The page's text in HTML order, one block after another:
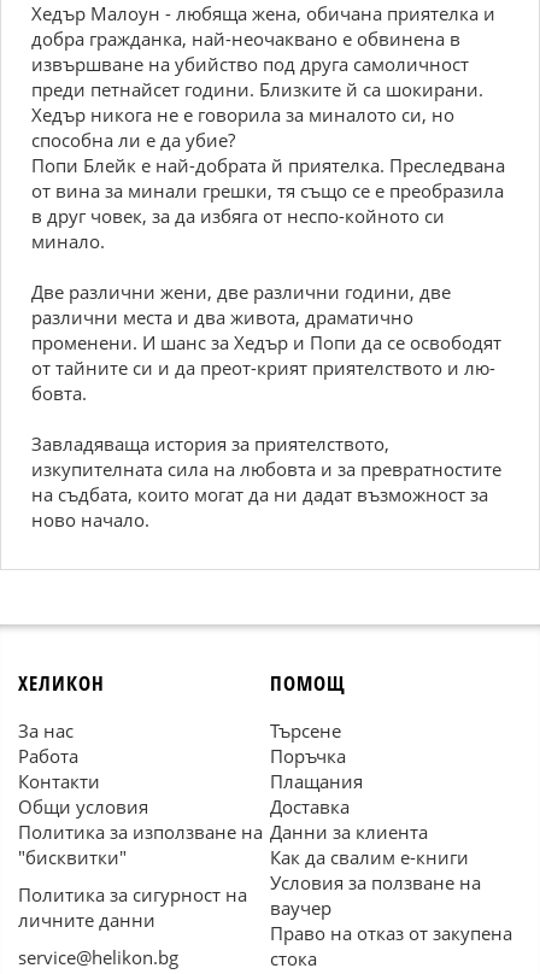
Хедър Малоун - любяща жена, обичана приятелка и
добра гражданка, най-неочаквано е обвинена в
извършване на убийство под друга самоличност
преди петнайсет години. Близките й са шокирани.
Хедър никога не е говорила за миналото си, но
способна ли е да убие?
Попи Блейк е най-добрата й приятелка. Преследвана
от вина за минали грешки, тя също се е преобразила
в друг човек, за да избяга от неспо-койното си
минало.
Две различни жени, две различни години, две
различни места и два живота, драматично
променени. И шанс за Хедър и Попи да се освободят
от тайните си и да преот-крият приятелството и лю-
бовта.
Завладяваща история за приятелството,
изкупителната сила на любовта и за превратностите
на съдбата, които могат да ни дадат възможност за
ново начало.
ХЕЛИКОН
За нас
Работа
Контакти
Общи условия
Политика за използване на
"бисквитки"
Политика за сигурност на
личните данни
service@helikon.bg
ПОМОЩ
Търсене
Поръчка
Плащания
Доставка
Данни за клиента
Как да свалим е-книги
Условия за ползване на
ваучер
Право на отказ от закупена
стока